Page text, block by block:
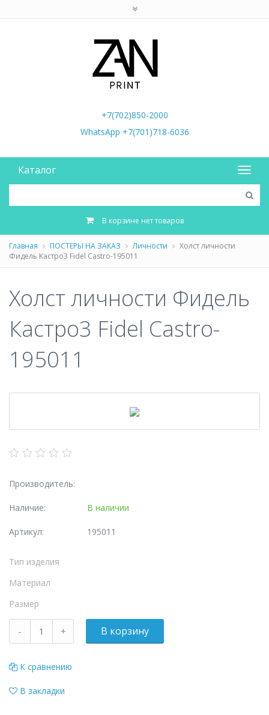
+7(702)850-2000
WhatsApp +7(701)718-6036
Каталог
В корзине нет товаров
Главная ПОСТЕРЫ НА ЗАКАЗ Личности
Холст личности
Фидель Кастро3 Fidel Castro-195011
Холст личности Фидель
Кастро3 Fidel Castro-
195011
Производитель:
Наличие: В наличии
Артикул: 195011
Тип изделия
Материал
Размер
К сравнению
В закладки